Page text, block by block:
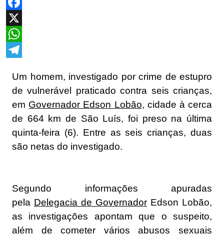
Facebook
X
WhatsApp
Um homem, investigado por crime de estupro
de vulnerável praticado contra seis crianças,
em Governador Edson Lobão, cidade à cerca
de 664 km de São Luís, foi preso na última
quinta-feira (6). Entre as seis crianças, duas
são netas do investigado.
Segundo informações apuradas
pela Delegacia de Governador Edson Lobão,
as investigações apontam que o suspeito,
além de cometer vários abusos sexuais